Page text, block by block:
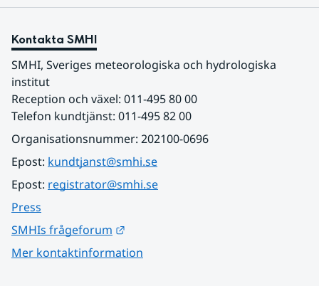
Kontakta SMHI
SMHI, Sveriges meteorologiska och hydrologiska
institut
Reception och växel: 011-495 80 00
Telefon kundtjänst: 011-495 82 00
Organisationsnummer: 202100-0696
Epost: kundtjanst@smhi.se
Epost: registrator@smhi.se
Press
SMHIs frågeforum
Mer kontaktinformation